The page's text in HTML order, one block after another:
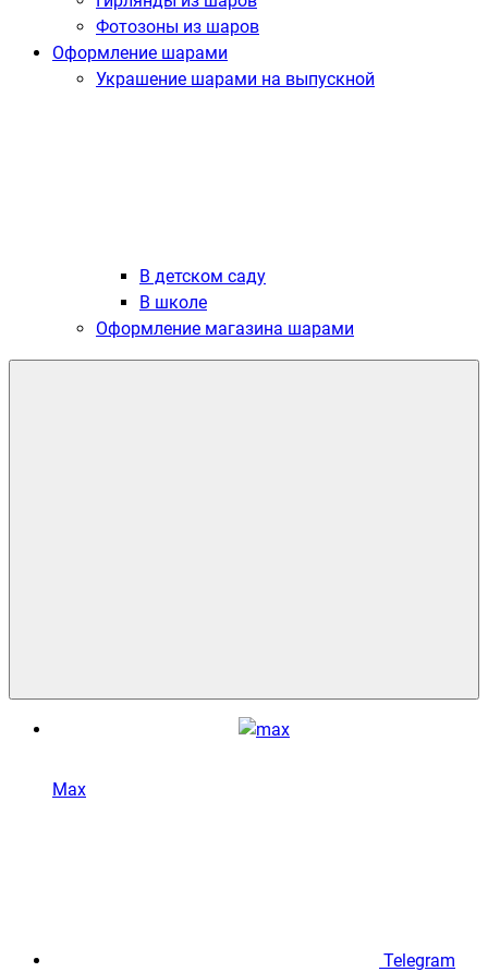
Фотозоны из шаров
Оформление шарами
Украшение шарами на выпускной
В детском саду
В школе
Оформление магазина шарами
Max
Telegram